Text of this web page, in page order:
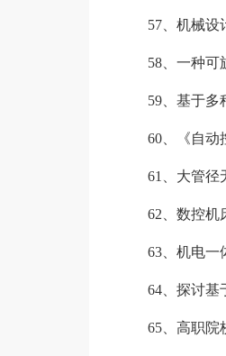
57、机械设计
58、一种可旋
59、基于多种
60、《自动控
61、大管径无
62、数控机床
63、机电一体
64、探讨基于
65、高职院